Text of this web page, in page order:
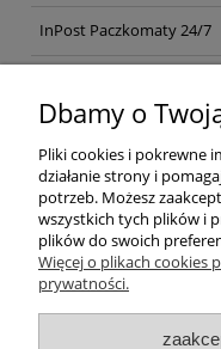
InPost Paczkomaty 24/7
Dbamy o
Pliki cookies i pokrewne
działanie strony i
potrzeb. Możesz
wszystkich tych plików i
plików do swoich
Więcej o plikach cookies
prywatności.